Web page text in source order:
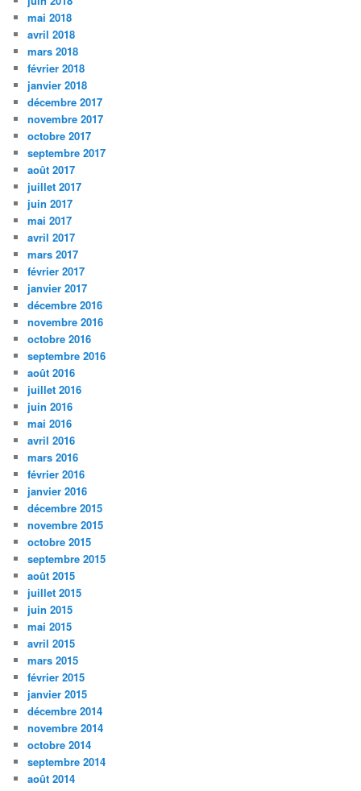
mai 2018
avril 2018
mars 2018
février 2018
janvier 2018
décembre 2017
novembre 2017
octobre 2017
septembre 2017
août 2017
juillet 2017
juin 2017
mai 2017
avril 2017
mars 2017
février 2017
janvier 2017
décembre 2016
novembre 2016
octobre 2016
septembre 2016
août 2016
juillet 2016
juin 2016
mai 2016
avril 2016
mars 2016
février 2016
janvier 2016
décembre 2015
novembre 2015
octobre 2015
septembre 2015
août 2015
juillet 2015
juin 2015
mai 2015
avril 2015
mars 2015
février 2015
janvier 2015
décembre 2014
novembre 2014
octobre 2014
septembre 2014
août 2014